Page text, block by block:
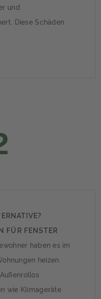
und
Diese Schäden
abgedeckt, die
zahlt eine […]
FÜR FENSTER
haben es im
heizen
wie Klimageräte